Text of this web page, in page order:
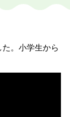
。小学生から